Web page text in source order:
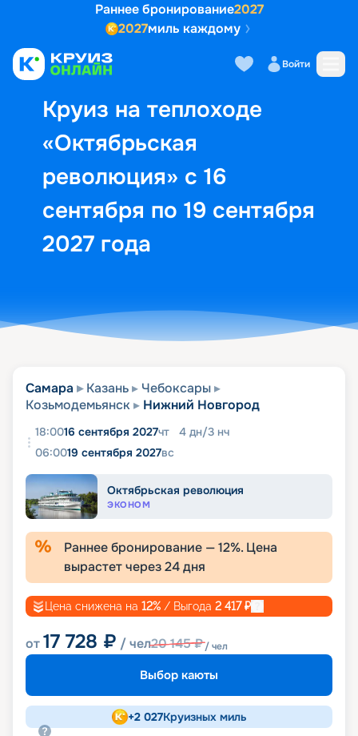
Раннее бронирование2027
2027миль каждому
Войти
Круиз на теплоходе
«Октябрьская
революция» с 16
сентября по 19 сентября
2027 года
Выбор кают Маршрут и
Самара Казань
Чебоксары
Козьмодемьянск
Нижний Новгород
18:0016 сентября 2027чт 4 дн/3 нч
06:0019 сентября 2027вс
Октябрьская революция
ЭКОНОМ
Раннее бронирование —12%. Цена
вырастет через24дня
Цена снижена на 12% / Выгода 2 417₽
от17 728 ₽ / чел20 145₽/ чел
Выбор каюты
+2 027Круизных миль